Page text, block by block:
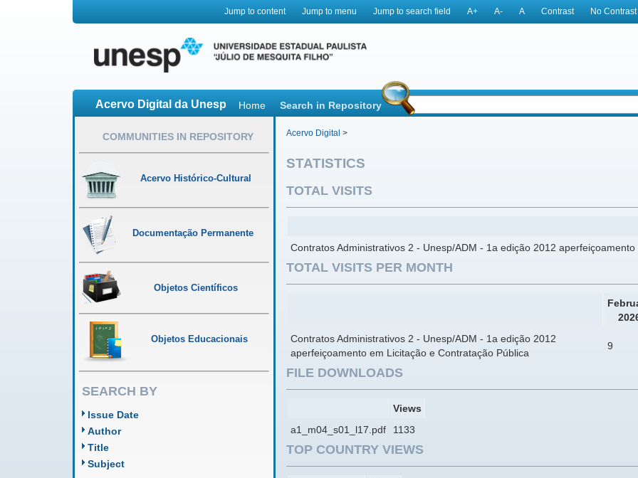
Jump to content Jump to menu Jump to search field A+ A- A Contrast No Contrast
Acervo Digital da Unesp Home Search in Repository
COMMUNITIES IN REPOSITORY
Acervo Histórico-Cultural
Documentação Permanente
Objetos Científicos
Objetos Educacionais
SEARCH BY
Issue Date
Author
Title
Subject
Acervo Digital >
STATISTICS
TOTAL VISITS
Contratos Administrativos 2 - Unesp/ADM - 1a edição 2012
TOTAL VISITS PER MONTH
Contratos Administrativos 2 - Unesp/ADM - 1a edição 2012
aperfeiçoamento em Licitação e Contratação Pública
9
FILE DOWNLOADS
Views
a1_m04_s01_l17.pdf
1133
TOP COUNTRY VIEWS